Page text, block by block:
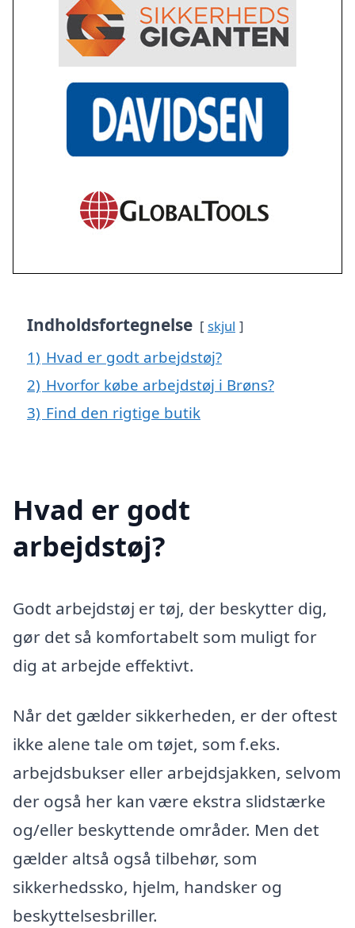
Indholdsfortegnelse skjul
1) Hvad er godt arbejdstøj?
2) Hvorfor købe arbejdstøj i Brøns?
3) Find den rigtige butik
Hvad er godt
arbejdstøj?
Godt arbejdstøj er tøj, der beskytter dig,
gør det så komfortabelt som muligt for
dig at arbejde effektivt.
Når det gælder sikkerheden, er der oftest
ikke alene tale om tøjet, som f.eks.
arbejdsbukser eller arbejdsjakken, selvom
der også her kan være ekstra slidstærke
og/eller beskyttende områder. Men det
gælder altså også tilbehør, som
sikkerhedssko, hjelm, handsker og
beskyttelsesbriller.